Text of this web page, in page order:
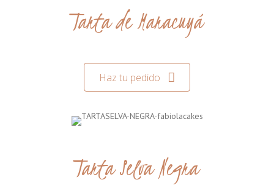
Tarta de Maracuyá
Haz tu pedido
Tarta Selva Negra